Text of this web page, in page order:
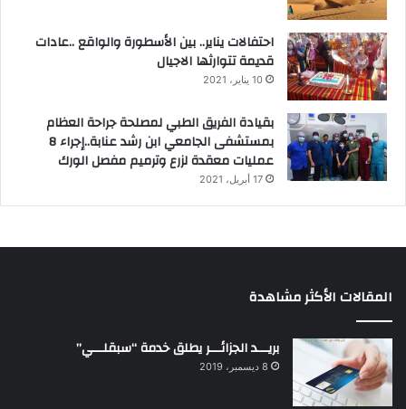
احتفالات يناير.. بين الأسطورة والواقع ..عادات
قديمة تتوارثها الاجيال
10 يناير، 2021
بقيادة الفريق الطبي لمصلحة جراحة العظام
بمستشفى الجامعي ابن رشد عنابة..إجراء 8
عمليات معقدة لزرع وترميم مفصل الورك
17 أبريل، 2021
المقالات الأكثر مشاهدة
بريـــد الجزائـــر يطلق خدمة “سبقلـــي”
8 ديسمبر، 2019